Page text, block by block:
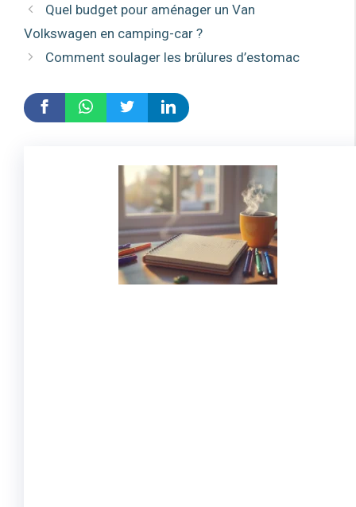
Quel budget pour aménager un Van
Volkswagen en camping-car ?
Comment soulager les brûlures d’estomac